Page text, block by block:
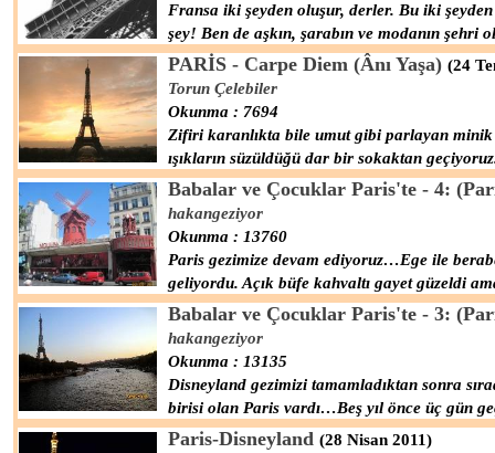
Fransa iki şeyden oluşur, derler. Bu iki
şey! Ben de aşkın, şarabın ve modanın şehri
PARİS - Carpe Diem (Ânı Yaşa) (24
Torun Çelebiler
Okunma : 7694
Zifiri karanlıkta bile umut gibi parlayan
ışıkların süzüldüğü dar bir sokaktan
Babalar ve Çocuklar Paris'te - 4:
hakangeziyor
Okunma : 13760
Paris gezimize devam ediyoruz…Ege ile
geliyordu. Açık büfe kahvaltı gayet güzeldi
Babalar ve Çocuklar Paris'te - 3:
hakangeziyor
Okunma : 13135
Disneyland gezimizi tamamladıktan sonra
birisi olan Paris vardı…Beş yıl önce üç gün
Paris-Disneyland (28 Nisan 2011)